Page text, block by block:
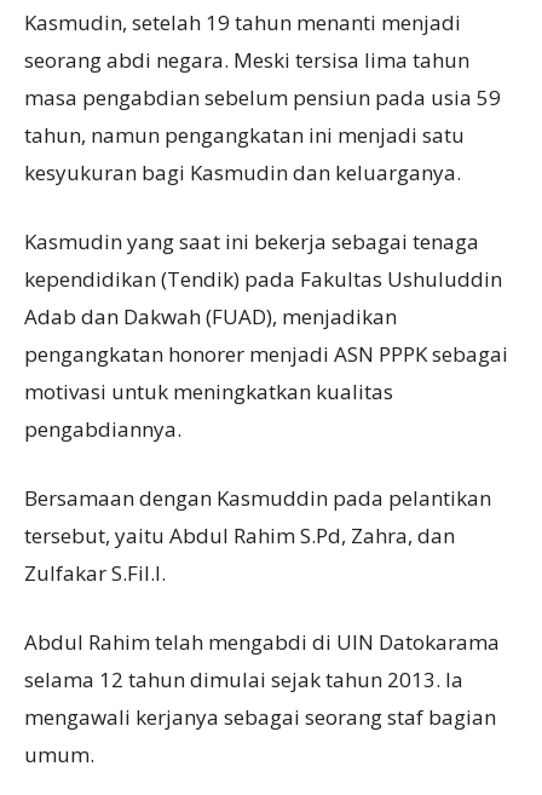
Kasmudin, setelah 19 tahun menanti menjadi
seorang abdi negara. Meski tersisa lima tahun
masa pengabdian sebelum pensiun pada usia 59
tahun, namun pengangkatan ini menjadi satu
kesyukuran bagi Kasmudin dan keluarganya.
Kasmudin yang saat ini bekerja sebagai tenaga
kependidikan (Tendik) pada Fakultas Ushuluddin
Adab dan Dakwah (FUAD), menjadikan
pengangkatan honorer menjadi ASN PPPK sebagai
motivasi untuk meningkatkan kualitas
pengabdiannya.
Bersamaan dengan Kasmuddin pada pelantikan
tersebut, yaitu Abdul Rahim S.Pd, Zahra, dan
Zulfakar S.Fil.I.
Abdul Rahim telah mengabdi di UIN Datokarama
selama 12 tahun dimulai sejak tahun 2013. Ia
mengawali kerjanya sebagai seorang staf bagian
umum.